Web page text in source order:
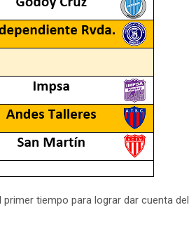
tiempo para lograr dar cuenta del